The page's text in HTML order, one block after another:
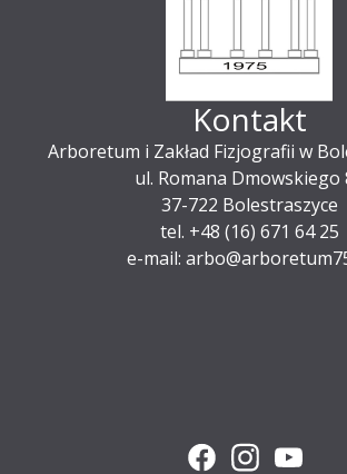
Kontakt
Arboretum i Zakład Fizjografii w
ul. Romana Dmowskiego
37-722 Bolestraszyce
tel. +48 (16) 671 64 25
e-mail: